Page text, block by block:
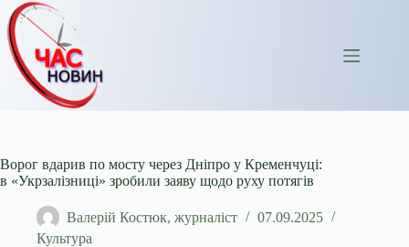
Перейти
до
вмісту
Ворог вдарив по мосту через Дніпро у Кременчуці:
в «Укрзалізниці» зробили заяву щодо руху потягів
Валерій Костюк, журналіст
07.09.2025
Культура